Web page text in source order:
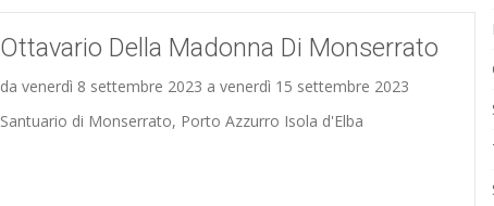
Ottavario Della Madonna Di Monserrato
da venerdì 8 settembre 2023 a venerdì 15 settembre 2023
Santuario di Monserrato, Porto Azzurro Isola d'Elba